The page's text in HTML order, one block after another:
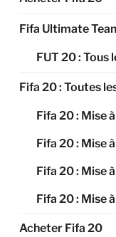
Fifa Ultimate
FUT 20 : Tous
Fifa 20 : Toutes
Fifa 20 : Mise
Fifa 20 : Mise
Fifa 20 : Mise
Fifa 20 : Mise
Acheter Fifa 20